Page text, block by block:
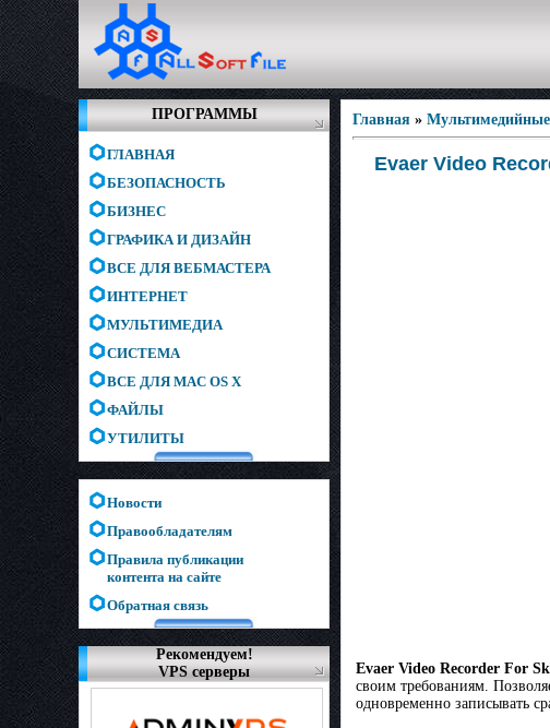
ПРОГРАММЫ
ГЛАВНАЯ
БЕЗОПАСНОСТЬ
БИЗНЕС
ГРАФИКА И ДИЗАЙН
ВСЕ ДЛЯ ВЕБМАСТЕРА
ИНТЕРНЕТ
МУЛЬТИМЕДИА
СИСТЕМА
ВСЕ ДЛЯ MAC OS X
ФАЙЛЫ
УТИЛИТЫ
Новости
Правообладателям
Правила публикации
контента на сайте
Обратная связь
Рекомендуем!
VPS серверы
Главная »
Evaer Video
Evaer Video Recorder For
своим требованиям.
одновременно записывать